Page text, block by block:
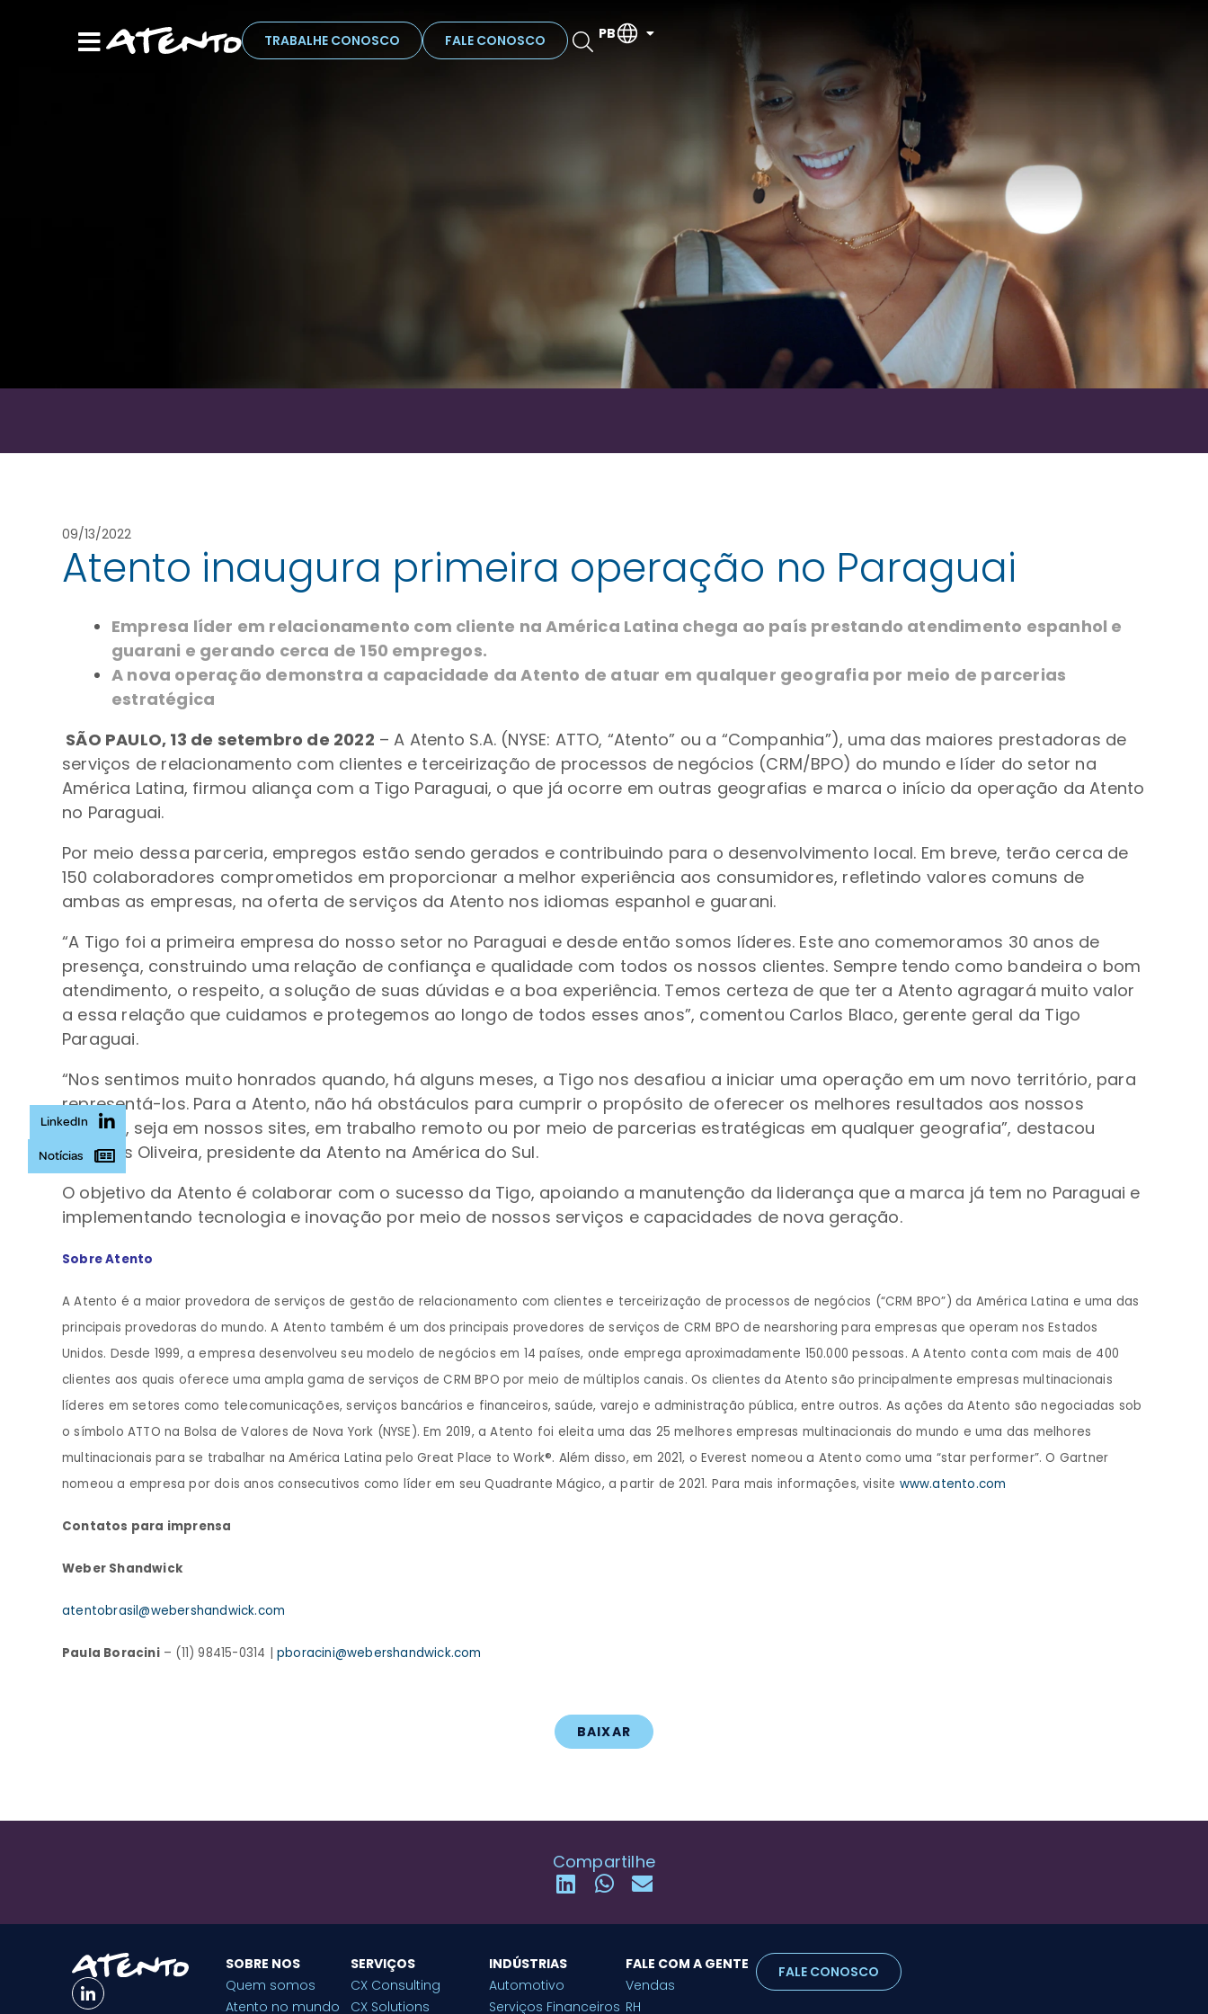
TRABALHE CONOSCO FALE CONOSCO PB
09/13/2022
Atento inaugura primeira operação no Paraguai
Empresa líder em relacionamento com cliente na América Latina chega ao país prestando atendimento espanhol e
guarani e gerando cerca de 150 empregos.
A nova operação demonstra a capacidade da Atento de atuar em qualquer geografia por meio de parcerias
estratégica
SÃO PAULO, 13 de setembro de 2022 – A Atento S.A. (NYSE: ATTO, “Atento” ou a “Companhia”), uma das maiores prestadoras de
serviços de relacionamento com clientes e terceirização de processos de negócios (CRM/BPO) do mundo e líder do setor na
América Latina, firmou aliança com a Tigo Paraguai, o que já ocorre em outras geografias e marca o início da operação da Atento
no Paraguai.
Por meio dessa parceria, empregos estão sendo gerados e contribuindo para o desenvolvimento local. Em breve, terão cerca de
150 colaboradores comprometidos em proporcionar a melhor experiência aos consumidores, refletindo valores comuns de
ambas as empresas, na oferta de serviços da Atento nos idiomas espanhol e guarani.
“A Tigo foi a primeira empresa do nosso setor no Paraguai e desde então somos líderes. Este ano comemoramos 30 anos de
presença, construindo uma relação de confiança e qualidade com todos os nossos clientes. Sempre tendo como bandeira o bom
atendimento, o respeito, a solução de suas dúvidas e a boa experiência. Temos certeza de que ter a Atento agragará muito valor
a essa relação que cuidamos e protegemos ao longo de todos esses anos”, comentou Carlos Blaco, gerente geral da Tigo
Paraguai.
“Nos sentimos muito honrados quando, há alguns meses, a Tigo nos desafiou a iniciar uma operação em um novo território, para
representá-los. Para a Atento, não há obstáculos para cumprir o propósito de oferecer os melhores resultados aos nossos
clientes, seja em nossos sites, em trabalho remoto ou por meio de parcerias estratégicas em qualquer geografia”, destacou
Dimitrius Oliveira, presidente da Atento na América do Sul.
O objetivo da Atento é colaborar com o sucesso da Tigo, apoiando a manutenção da liderança que a marca já tem no Paraguai e
implementando tecnologia e inovação por meio de nossos serviços e capacidades de nova geração.
Sobre Atento
A Atento é a maior provedora de serviços de gestão de relacionamento com clientes e terceirização de processos de negócios (“CRM BPO”) da América Latina e uma das
principais provedoras do mundo. A Atento também é um dos principais provedores de serviços de CRM BPO de nearshoring para empresas que operam nos Estados
Unidos. Desde 1999, a empresa desenvolveu seu modelo de negócios em 14 países, onde emprega aproximadamente 150.000 pessoas. A Atento conta com mais de 400
clientes aos quais oferece uma ampla gama de serviços de CRM BPO por meio de múltiplos canais. Os clientes da Atento são principalmente empresas multinacionais
líderes em setores como telecomunicações, serviços bancários e financeiros, saúde, varejo e administração pública, entre outros. As ações da Atento são negociadas sob
o símbolo ATTO na Bolsa de Valores de Nova York (NYSE). Em 2019, a Atento foi eleita uma das 25 melhores empresas multinacionais do mundo e uma das melhores
multinacionais para se trabalhar na América Latina pelo Great Place to Work®. Além disso, em 2021, o Everest nomeou a Atento como uma “star performer”. O Gartner
nomeou a empresa por dois anos consecutivos como líder em seu Quadrante Mágico, a partir de 2021. Para mais informações, visite www.atento.com
Contatos para imprensa
Weber Shandwick
atentobrasil@webershandwick.com
Paula Boracini– (11) 98415-0314 |pboracini@webershandwick.com
BAIXAR
Compartilhe
SOBRE NOS
Quem somos
Atento no mundo
SERVIÇOS
CX Consulting
CX Solutions
INDÚSTRIAS
Automotivo
Serviços Financeiros
FALE COM A GENTE
Vendas
RH
FALE CONOSCO
LinkedIn
Notícias